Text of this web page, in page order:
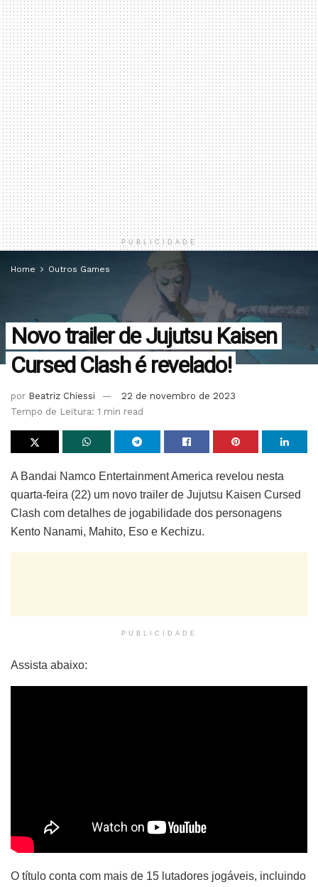
PUBLICIDADE
Home Outros Games
Novo trailer de Jujutsu Kaisen
Cursed Clash é revelado!
por Beatriz Chiessi
22 de novembro de 2023
Tempo de Leitura: 1 min read
A Bandai Namco Entertainment America revelou nesta
quarta-feira (22) um novo trailer de Jujutsu Kaisen Cursed
Clash com detalhes de jogabilidade dos personagens
Kento Nanami, Mahito, Eso e Kechizu.
PUBLICIDADE
Assista abaixo:
O título conta com mais de 15 lutadores jogáveis, incluindo